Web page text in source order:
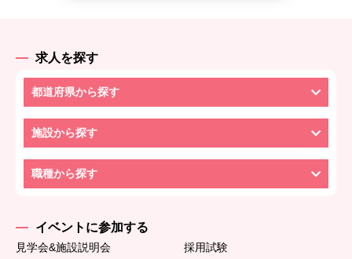
求人を探す
都道府県から探す
施設から探す
職種から探す
イベントに参加する
見学会&施設説明会
採用試験